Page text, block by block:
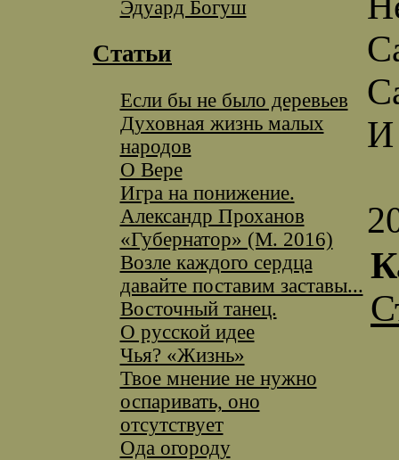
Эдуард Богуш
Статьи
Если бы не было деревьев
Духовная жизнь малых
народов
О Вере
Игра на понижение.
Александр Проханов
«Губернатор» (М. 2016)
Возле каждого сердца
давайте поставим заставы...
Восточный танец.
О русской идее
Чья? «Жизнь»
Твое мнение не нужно
оспаривать, оно
отсутствует
Ода огороду
И